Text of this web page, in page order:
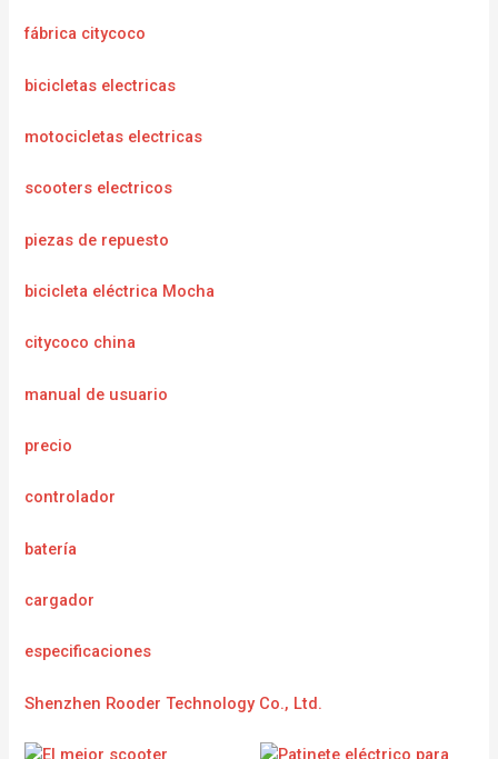
fábrica citycoco
bicicletas electricas
motocicletas electricas
scooters electricos
piezas de repuesto
bicicleta eléctrica Mocha
citycoco china
manual de usuario
precio
controlador
batería
cargador
especificaciones
Shenzhen Rooder Technology Co., Ltd.